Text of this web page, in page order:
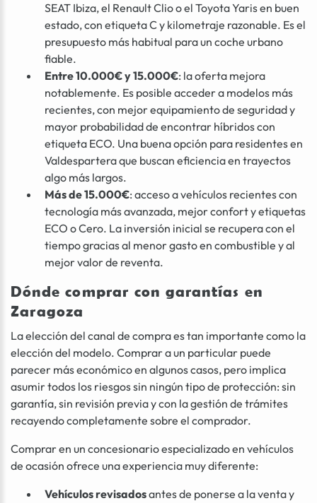
SEAT Ibiza, el Renault Clio o el Toyota Yaris en buen
estado, con etiqueta C y kilometraje razonable. Es el
presupuesto más habitual para un coche urbano
fiable.
Entre 10.000€ y 15.000€: la oferta mejora
notablemente. Es posible acceder a modelos más
recientes, con mejor equipamiento de seguridad y
mayor probabilidad de encontrar híbridos con
etiqueta ECO. Una buena opción para residentes en
Valdespartera que buscan eficiencia en trayectos
algo más largos.
Más de 15.000€: acceso a vehículos recientes con
tecnología más avanzada, mejor confort y etiquetas
ECO o Cero. La inversión inicial se recupera con el
tiempo gracias al menor gasto en combustible y al
mejor valor de reventa.
Dónde comprar con garantías en
Zaragoza
La elección del canal de compra es tan importante como la
elección del modelo. Comprar a un particular puede
parecer más económico en algunos casos, pero implica
asumir todos los riesgos sin ningún tipo de protección: sin
garantía, sin revisión previa y con la gestión de trámites
recayendo completamente sobre el comprador.
Comprar en un concesionario especializado en vehículos
de ocasión ofrece una experiencia muy diferente:
Vehículos revisadosantes de ponerse a la venta y